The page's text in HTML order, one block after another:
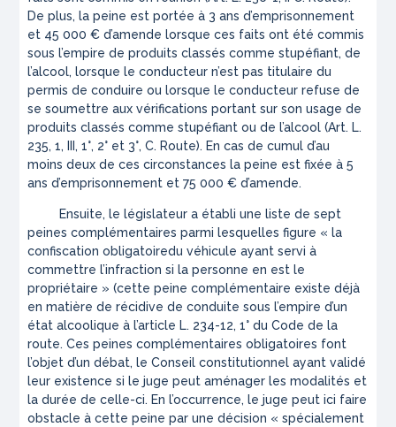
De plus, la peine est portée à 3 ans d’emprisonnement
et 45 000 € d’amende lorsque ces faits ont été commis
sous l’empire de produits classés comme stupéfiant, de
l’alcool, lorsque le conducteur n’est pas titulaire du
permis de conduire ou lorsque le conducteur refuse de
se soumettre aux vérifications portant sur son usage de
produits classés comme stupéfiant ou de l’alcool (Art. L.
235, 1, III, 1°, 2° et 3°, C. Route). En cas de cumul d’au
moins deux de ces circonstances la peine est fixée à 5
ans d’emprisonnement et 75 000 € d’amende.
Ensuite, le législateur a établi une liste de sept
peines complémentaires parmi lesquelles figure « la
confiscationobligatoiredu véhicule ayant servi à
commettre l’infraction si la personne en est le
propriétaire » (cette peine complémentaire existe déjà
en matière de récidive de conduite sous l’empire d’un
état alcoolique à l’article L. 234-12, 1° du Code de la
route. Ces peines complémentaires obligatoires font
l’objet d’un débat, le Conseil constitutionnel ayant validé
leur existence si le juge peut aménager les modalités et
la durée de celle-ci. En l’occurrence, le juge peut ici faire
obstacle à cette peine par une décision « spécialement